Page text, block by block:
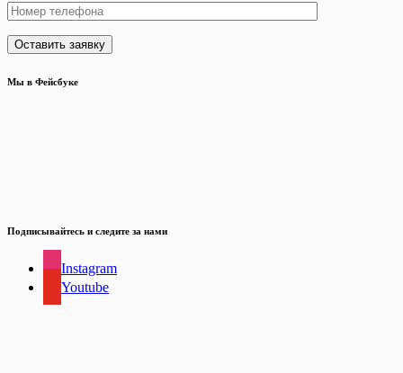
Мы в Фейсбуке
Подписывайтесь и следите за нами
Instagram
Youtube